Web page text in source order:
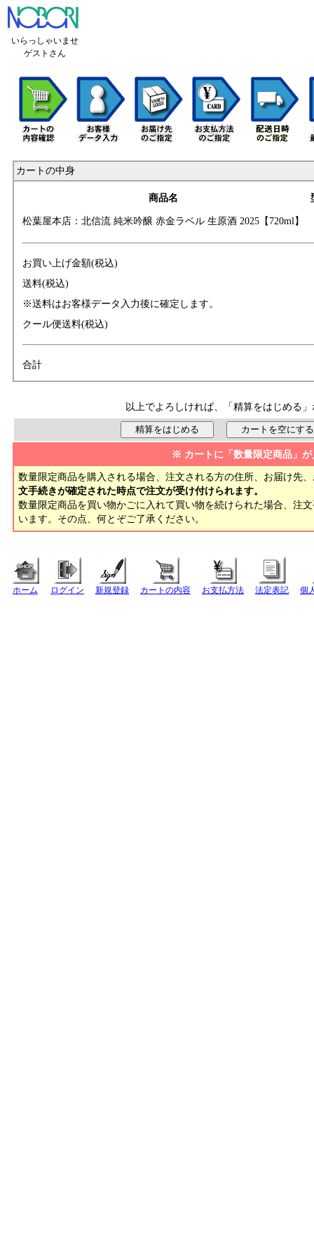
いらっしゃいませ
ゲストさん
カートの中身
商品名
松葉屋本店：北信流 純米吟醸 赤金ラベル 生原酒 2025【720ml】
お買い上げ金額(税込)
送料(税込)
※送料はお客様データ入力後に確定します。
クール便送料(税込)
合計
以上でよろしければ、「精算をはじめる
※ カートに「数量限定商品」
数量限定商品を購入される場合、注文される方の住所、お届け先
文手続きが確定された時点で注文が受け付けられます。
数量限定商品を買い物かごに入れて買い物を続けられた場合、注
います。その点、何とぞご了承ください。
ホーム ログイン 新規登録 カートの内容 お支払方法 法定表記 個